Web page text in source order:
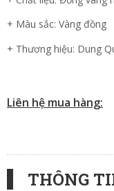
+ Màu sắc: Vàng đồng
+ Thương hiệu: Dung
Liên hệ mua hàng:
THÔNG